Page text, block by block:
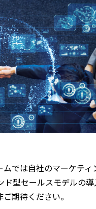
では自社のマーケティ
型セールスモデルの
期待ください。